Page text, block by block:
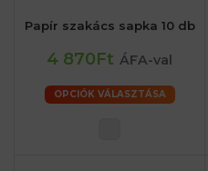
Papír szakács sapka 10 db
4 870Ft ÁFA-val
OPCIÓK VÁLASZTÁSA